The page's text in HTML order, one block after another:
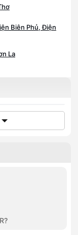
Biên Phủ, Điện
La